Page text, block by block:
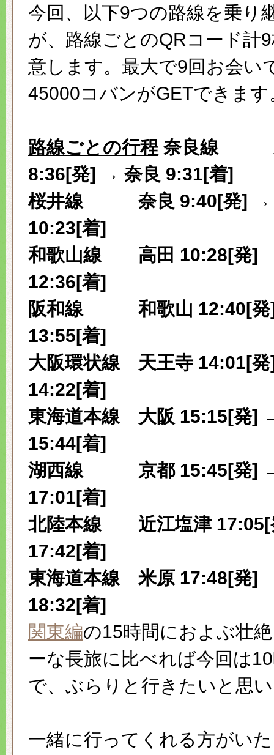
今回、以下9つの路線を乗り
が、路線ごとのQRコード計
意します。最大で9回お会い
45000コバンがGETできます
路線ごとの行程 奈良線
8:36[発] → 奈良 9:31[着]
桜井線 奈良 9:40[発] →
10:23[着]
和歌山線 高田 10:28[発]
12:36[着]
阪和線 和歌山 12:40[発]
13:55[着]
大阪環状線 天王寺 14:01[
14:22[着]
東海道本線 大阪 15:15[発]
15:44[着]
湖西線 京都 15:45[発] →
17:01[着]
北陸本線 近江塩津 17:05[
17:42[着]
東海道本線 米原 17:48[発]
18:32[着]
関東編の15時間におよぶ壮
ーな長旅に比べれば今回は
で、ぶらりと行きたいと思
一緒に行ってくれる方がい